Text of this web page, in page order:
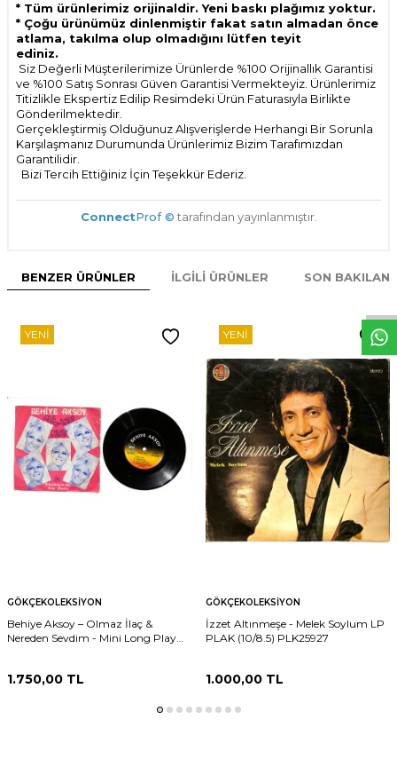
W
h
t
s
p
p
D
e
s
e
H
a
t
t
* Tüm ürünlerimiz orijinaldir. Yeni baskı plağımız yoktur.
* Çoğu ürünümüz dinlenmiştir fakat satın almadan önce
atlama, takılma olup olmadığını lütfen teyit
ediniz.
Siz Değerli Müşterilerimize Ürünlerde %100 Orijinallık Garantisi
ve %100 Satış Sonrası Güven Garantisi Vermekteyiz. Ürünlerimiz
Titizlikle Ekspertiz Edilip Resimdeki Ürün Faturasıyla Birlikte
Gönderilmektedir.
Gerçekleştirmiş Olduğunuz Alışverişlerde Herhangi Bir Sorunla
Karşılaşmanız Durumunda Ürünlerimiz Bizim Tarafımızdan
Garantilidir.
Bizi Tercih Ettiğiniz İçin Teşekkür Ederiz.
ConnectProf © tarafından yayınlanmıştır.
BENZER ÜRÜNLER İLGILI ÜRÜNLER SON
YENI
GÖKÇEKOLEKSIYON
Behiye Aksoy – Olmaz İlaç &
Nereden Sevdim - Mini Long Play
1.750,00 TL
YENI
GÖKÇEKOLEKSIYON
İzzet Altınmeşe - Melek Soylum LP
PLAK (10/8.5) PLK25927
1.000,00TL